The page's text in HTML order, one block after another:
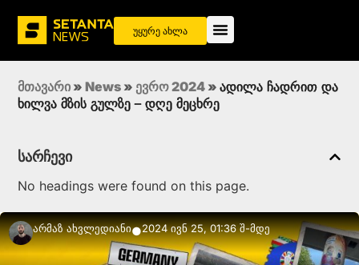
უყურე ახლა
მთავარი » News » ევრო 2024 » ადილა ჩადრით და
ხილვა მზის გულზე – დღე მეცხრე
სარჩევი
No headings were found on this page.
Არმაზ Ახვლედიანი●2024 ივნ 25, 01:36 შ-მდე